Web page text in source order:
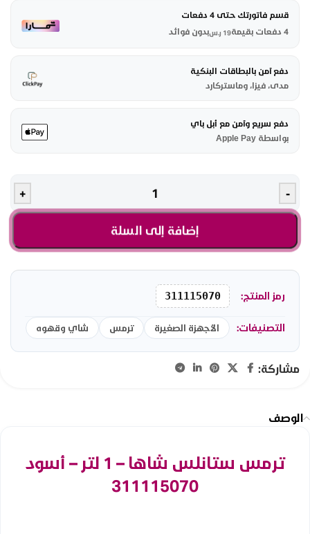
قسم فاتورتك حتى 4 دفعات
4 دفعات بقيمة
19 ر.سبدون فوائد
دفع آمن بالبطاقات البنكية
مدى، فيزا، وماستركارد
دفع سريع وآمن مع أبل باي
بواسطة Apple Pay
-
+
إضافة إلى السلة
رمز المنتج: 311115070
التصنيفات: الأجهزة الصغيرة ترمس شاي وقهوه
مشاركة:
الوصف
ترمس ستانلس شاها – 1 لتر – أسود
311115070